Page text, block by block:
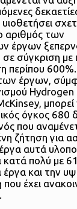
αριθμός των
έργων
σύγκριση με
περίπου 600%.
έργων,
Hydrogen
μπορεί
όγκος 680
που
ζήτηση για
αυτά
κατά πολύ με
και την
που έχει